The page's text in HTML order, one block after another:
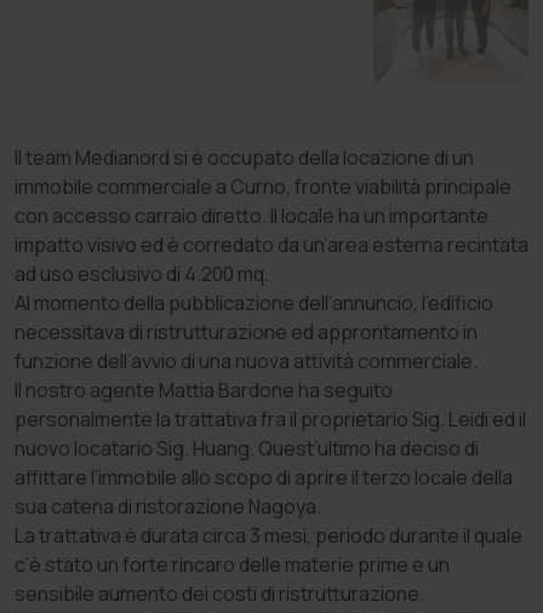
Il team Medianord si è occupato della locazione di un
immobile commerciale a Curno, fronte viabilità principale
con accesso carraio diretto. Il locale ha un importante
impatto visivo ed è corredato da un’area esterna recintata
ad uso esclusivo di 4.200 mq.
Al momento della pubblicazione dell’annuncio, l’edificio
necessitava di ristrutturazione ed approntamento in
funzione dell’avvio di una nuova attività commerciale.
Il nostro agente Mattia Bardone ha seguito
personalmente la trattativa fra il proprietario Sig. Leidi ed il
nuovo locatario Sig. Huang. Quest’ultimo ha deciso di
affittare l’immobile allo scopo di aprire il terzo locale della
sua catena di ristorazione Nagoya.
La trattativa è durata circa 3 mesi, periodo durante il quale
c’è stato un forte rincaro delle materie prime e un
sensibile aumento dei costi di ristrutturazione.